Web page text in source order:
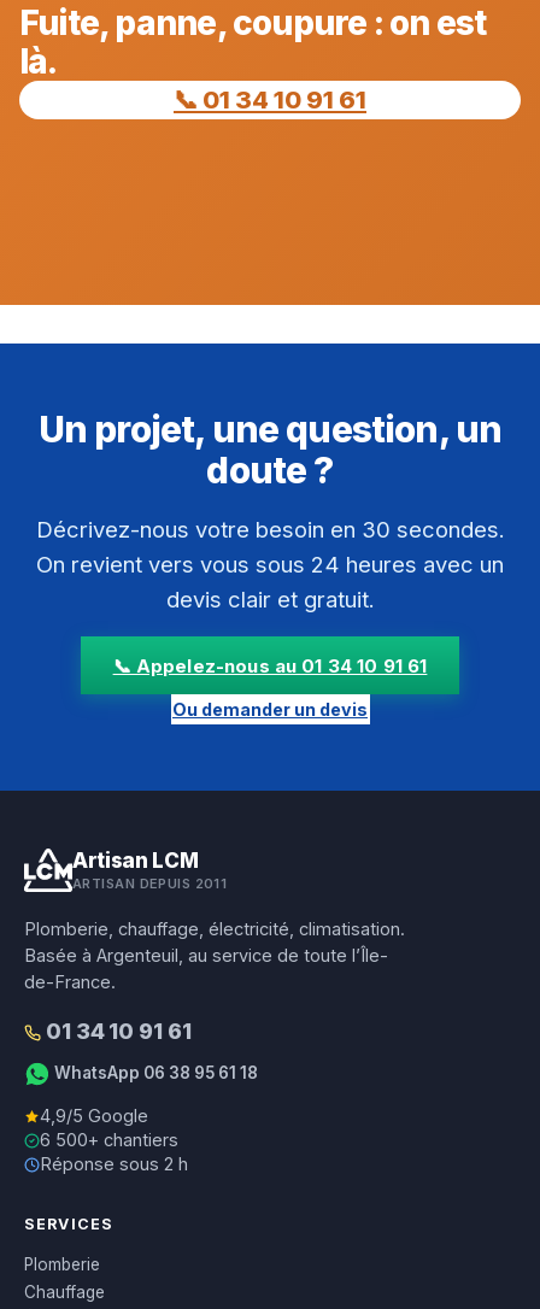
Fuite, panne, coupure : on est
là.
📞 01 34 10 91 61
Un projet, une question, un
doute ?
Décrivez-nous votre besoin en 30 secondes.
On revient vers vous sous 24 heures avec un
devis clair et gratuit.
📞 Appelez-nous au 01 34 10 91 61
Ou demander un devis
Artisan LCM
ARTISAN DEPUIS 2011
Plomberie, chauffage, électricité, climatisation.
Basée à Argenteuil, au service de toute l’Île-
de-France.
01 34 10 91 61
WhatsApp 06 38 95 61 18
4,9/5 Google
6 500+ chantiers
Réponse sous 2 h
SERVICES
Plomberie
Chauffage